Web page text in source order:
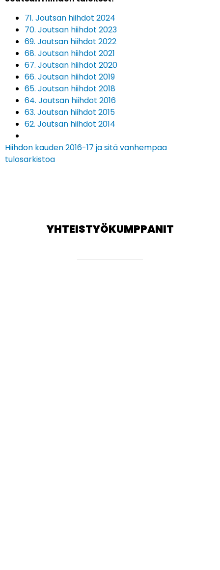
71. Joutsan hiihdot 2024
70. Joutsan hiihdot 2023
69. Joutsan hiihdot 2022
68. Joutsan hiihdot 2021
67. Joutsan hiihdot 2020
66. Joutsan hiihdot 2019
65. Joutsan hiihdot 2018
64. Joutsan hiihdot 2016
63. Joutsan hiihdot 2015
62. Joutsan hiihdot 2014
Hiihdon kauden 2016-17 ja sitä vanhempaa
tulosarkistoa
YHTEISTYÖKUMPPANIT